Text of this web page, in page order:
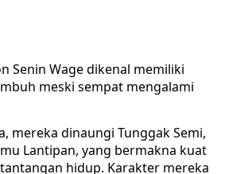
Senin Wage dikenal memiliki
meski sempat mengalami
mereka dinaungi Tunggak Semi,
Lantipan, yang bermakna kuat
hidup. Karakter mereka